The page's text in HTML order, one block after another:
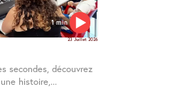
1 min
23 Juillet 2026
secondes, découvrez
histoire,...